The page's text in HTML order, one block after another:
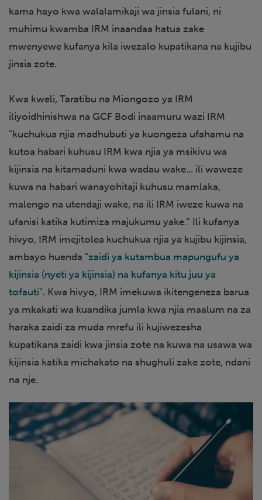
kama hayo kwa walalamikaji wa jinsia fulani, ni
muhimu kwamba IRM inaandaa hatua zake
mwenyewe kufanya kila iwezalo kupatikana na kujibu
jinsia zote.
Kwa kweli, Taratibu na Miongozo ya IRM
iliyoidhinishwa na GCF Bodi inaamuru wazi IRM
"kuchukua njia madhubuti ya kuongeza ufahamu na
kutoa habari kuhusu IRM kwa njia ya msikivu wa
kijinsia na kitamaduni kwa wadau wake... ili waweze
kuwa na habari wanayohitaji kuhusu mamlaka,
malengo na utendaji wake, na ili IRM iweze kuwa na
ufanisi katika kutimiza majukumu yake." Ili kufanya
hivyo, IRM imejitolea kuchukua njia ya kujibu kijinsia,
ambayo huenda "zaidi ya kutambua mapungufu ya
kijinsia (nyeti ya kijinsia) na kufanya kitu juu ya
tofauti". Kwa hivyo, IRM imekuwa ikitengeneza barua
ya mkakati wa kuandika jumla kwa njia maalum na za
haraka zaidi za muda mrefu ili kujiwezesha
kupatikana zaidi kwa jinsia zote na kuwa na usawa wa
kijinsia katika michakato na shughuli zake zote, ndani
na nje.